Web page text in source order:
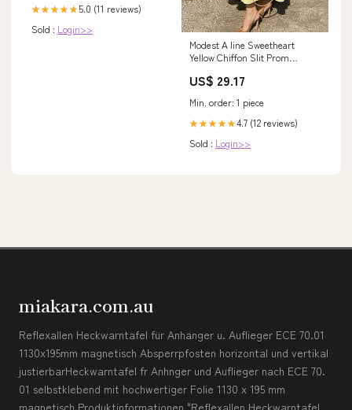
★★★★★5.0 (11 reviews)
Sold : Login>>
Modest A line Sweetheart
Yellow Chiffon Slit Prom
PreppyDress
US$ 29.17
Min. order: 1 piece
★★★★★4.7 (12 reviews)
Sold : Login>>
miakara.com.au
Reflexallen Heckwarntafel für Anhänger u. Auflieger ECE 70.01
1130x195mm magnetisch Absperrpfosten horizontal und vertikal
justierbarHeckwarntafel fr Anhnger und Auflieger nach ECE 70.
01 selbstklebend mit hochwertiger Folie 1130 x 195 mm